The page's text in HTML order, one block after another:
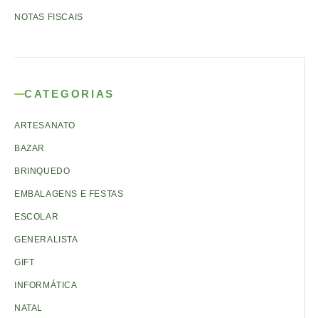
NOTAS FISCAIS
CATEGORIAS
ARTESANATO
BAZAR
BRINQUEDO
EMBALAGENS E FESTAS
ESCOLAR
GENERALISTA
GIFT
INFORMÁTICA
NATAL